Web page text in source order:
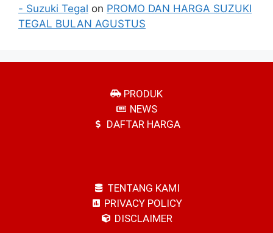
- Suzuki Tegal on PROMO DAN HARGA SUZUKI
TEGAL BULAN AGUSTUS
PRODUK
NEWS
DAFTAR HARGA
TENTANG KAMI
PRIVACY POLICY
DISCLAIMER